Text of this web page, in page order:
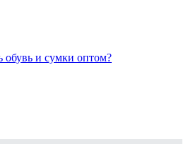
обувь и сумки оптом?